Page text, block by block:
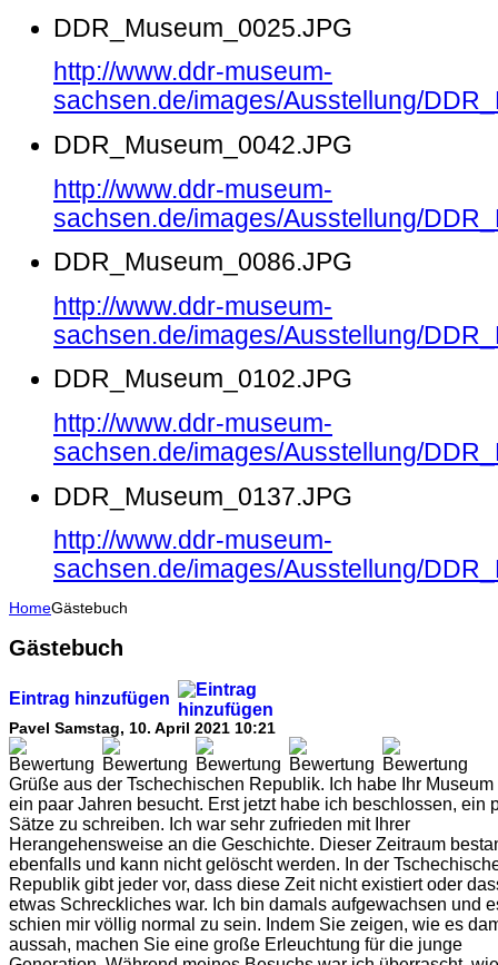
DDR_Museum_0025.JPG
http://www.ddr-museum-
sachsen.de/images/Ausstellung/
DDR_Museum_0042.JPG
http://www.ddr-museum-
sachsen.de/images/Ausstellung/
DDR_Museum_0086.JPG
http://www.ddr-museum-
sachsen.de/images/Ausstellung/
DDR_Museum_0102.JPG
http://www.ddr-museum-
sachsen.de/images/Ausstellung/
DDR_Museum_0137.JPG
http://www.ddr-museum-
sachsen.de/images/Ausstellung/
HomeGästebuch
Gästebuch
Eintrag hinzufügen
Pavel Samstag, 10. April 2021 10:21
Grüße aus der Tschechischen Republik. Ich habe Ihr Museum
ein paar Jahren besucht. Erst jetzt habe ich beschlossen, ein
Sätze zu schreiben. Ich war sehr zufrieden mit Ihrer
Herangehensweise an die Geschichte. Dieser Zeitraum
ebenfalls und kann nicht gelöscht werden. In der
Republik gibt jeder vor, dass diese Zeit nicht existiert oder
etwas Schreckliches war. Ich bin damals aufgewachsen und
schien mir völlig normal zu sein. Indem Sie zeigen, wie es
aussah, machen Sie eine große Erleuchtung für die junge